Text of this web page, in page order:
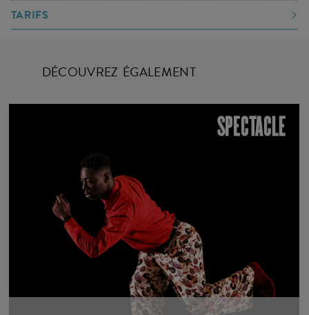
TARIFS
DÉCOUVREZ ÉGALEMENT